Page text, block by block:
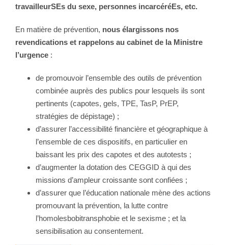
travailleurSEs du sexe, personnes incarcéréEs, etc.
En matière de prévention, nous élargissons nos
revendications et rappelons au cabinet de la Ministre
l’urgence :
de promouvoir l’ensemble des outils de prévention
combinée auprès des publics pour lesquels ils sont
pertinents (capotes, gels, TPE, TasP, PrEP,
stratégies de dépistage) ;
d’assurer l’accessibilité financière et géographique à
l’ensemble de ces dispositifs, en particulier en
baissant les prix des capotes et des autotests ;
d’augmenter la dotation des CEGGID à qui des
missions d’ampleur croissante sont confiées ;
d’assurer que l’éducation nationale mène des actions
promouvant la prévention, la lutte contre
l’homolesbobitransphobie et le sexisme ; et la
sensibilisation au consentement.